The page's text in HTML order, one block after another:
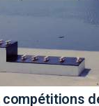
compétitions